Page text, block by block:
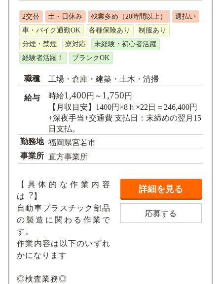
2交替 土・日休み 残業多め（20時間以上）
週払い
車・バイク通勤OK
各種保険あり
制服あり
分煙・禁煙
寮対応
未経験・初心者活躍
経験者活躍！
ブランクOK
職種 工場・倉庫・建築・土木・清掃
給与 時給1,400円～ 1,750円
【月収目安】1400円×8ｈ×22日＝246,400円
+深夜手当+交通費 支払日：末締めの翌月15
日支払。
勤務地 福岡県宮若市
事業所 直方事業所
【具体的な作業内容
は︖】
⾃動⾞プラスチック部品
の製造に関わる作業で
す。
作業内容は以下のいずれ
かになります
◎検査業務◎
詳細を見る
応募する